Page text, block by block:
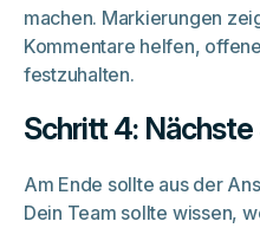
machen. Markierungen
Kommentare helfen,
festzuhalten.
Schritt 4:
Am Ende sollte aus der
Dein Team sollte wissen,